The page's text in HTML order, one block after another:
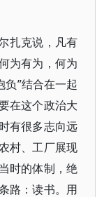
扎克说，凡有
为有为，何为
负”结合在一起
在这个政治大
有很多志向远
村、工厂展现
时的体制，绝
路：读书。用